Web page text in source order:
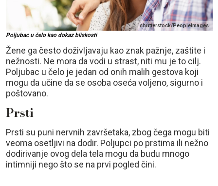
shutterstock/PeopleImages
Poljubac u čelo kao dokaz bliskosti
Žene ga često doživljavaju kao znak pažnje, zaštite i
nežnosti. Ne mora da vodi u strast, niti mu je to cilj.
Poljubac u čelo je jedan od onih malih gestova koji
mogu da učine da se osoba oseća voljeno, sigurno i
poštovano.
Prsti
Prsti su puni nervnih završetaka, zbog čega mogu biti
veoma osetljivi na dodir. Poljupci po prstima ili nežno
dodirivanje ovog dela tela mogu da budu mnogo
intimniji nego što se na prvi pogled čini.